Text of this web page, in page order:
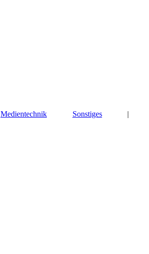
Medientechnik Sonstiges |